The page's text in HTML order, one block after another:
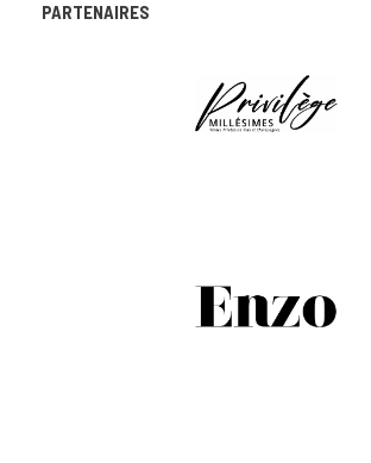
PARTENAIRES